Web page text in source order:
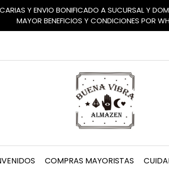
Y ENVIO BONIFICADO A SUCURSAL Y
MAYOR BENEFICIOS Y CONDICIONES POR
COMPRAS MAYORISTAS